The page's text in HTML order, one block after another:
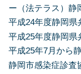
ー（法テラス）静
平成24年度静岡県
平成25年度静岡県
平成25年7月から
静岡市感染症診査